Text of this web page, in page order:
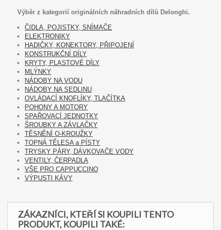
Výběr z kategorií originálních náhradních dílů Delonghi.
ČIDLA, POJISTKY, SNÍMAČE
ELEKTRONIKY
HADIČKY, KONEKTORY, PŘIPOJENÍ
KONSTRUKČNÍ DÍLY
KRYTY, PLASTOVÉ DÍLY
MLÝNKY
NÁDOBY NA VODU
NÁDOBY NA SEDLINU
OVLÁDACÍ KNOFLÍKY, TLAČÍTKA
POHONY A MOTORY
SPAŘOVACÍ JEDNOTKY
ŠROUBKY A ZÁVLAČKY
TĚSNĚNÍ O-KROUŽKY
TOPNÁ TĚLESA a PÍSTY
TRYSKY PÁRY, DÁVKOVAČE VODY
VENTILY, ČERPADLA
VŠE PRO CAPPUCCINO
VÝPUSTI KÁVY
ZÁKAZNÍCI, KTEŘÍ SI KOUPILI TENTO
PRODUKT, KOUPILI TAKÉ: